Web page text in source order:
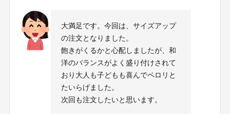
大満足です。今回は、サイズアップ
の注文となりました。
飽きがくるかと心配しましたが、和
洋のバランスがよく盛り付けされて
おり大人も子どもも喜んでペロリと
たいらげました。
次回も注文したいと思います。